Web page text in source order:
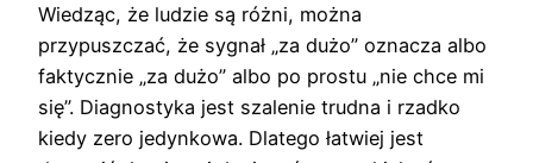
Wiedząc, że ludzie są różni, można
przypuszczać, że sygnał „za dużo” oznacza albo
faktycznie „za dużo” albo po prostu „nie chce mi
się”. Diagnostyka jest szalenie trudna i rzadko
kiedy zero jedynkowa. Dlatego łatwiej jest